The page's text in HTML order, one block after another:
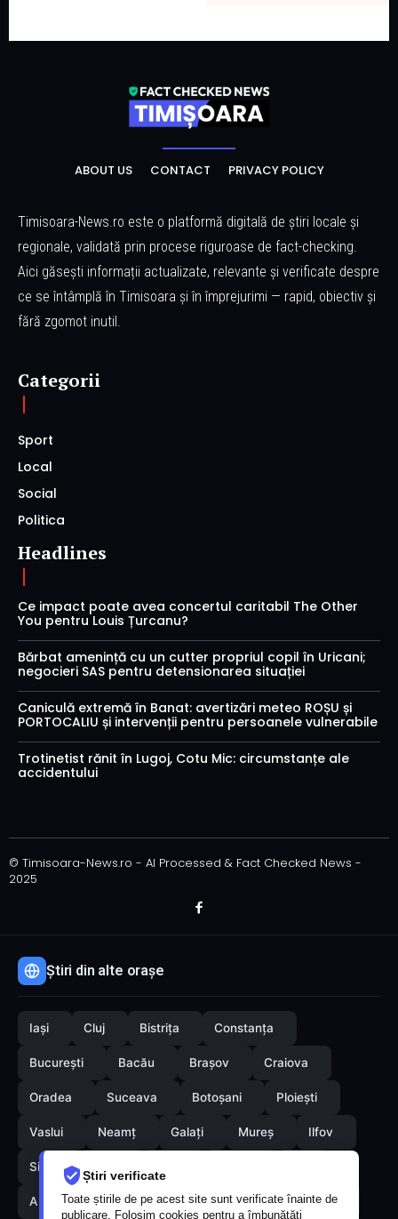
Știri verificate
Toate știrile de pe acest site sunt verificate înainte de
publicare. Folosim cookies pentru a îmbunătăți
ABOUT US CONTACT PRIVACY POLICY
Timisoara-News.ro este o platformă digitală de știri locale și
regionale, validată prin procese riguroase de fact-checking.
Aici găsești informații actualizate, relevante și verificate despre
ce se întâmplă în Timisoara și în împrejurimi — rapid, obiectiv și
fără zgomot inutil.
Categorii
Sport
Local
Social
Politica
Headlines
Ce impact poate avea concertul caritabil The Other
You pentru Louis Țurcanu?
Bărbat amenință cu un cutter propriul copil în Uricani;
negocieri SAS pentru detensionarea situației
Caniculă extremă în Banat: avertizări meteo ROȘU și
PORTOCALIU și intervenții pentru persoanele vulnerabile
Trotinetist rănit în Lugoj, Cotu Mic: circumstanțe ale
accidentului
© Timisoara-News.ro - AI Processed & Fact Checked News -
2025
Știri din alte orașe
Iași Cluj Bistrița Constanța
București Bacău Brașov Craiova
Oradea Suceava Botoșani Ploiești
Vaslui Neamț Galați Mureș Ilfov
Sibiu
Arges Maramures Vrancea Satumare